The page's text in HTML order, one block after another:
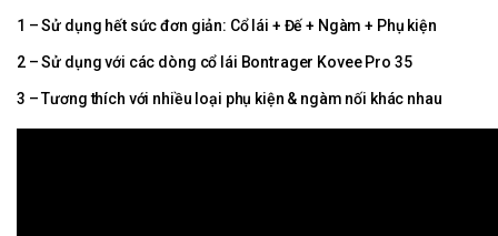
1 – Sử dụng hết sức đơn giản: Cổ lái + Đế + Ngàm + Phụ kiện
2 – Sử dụng với các dòng cổ lái Bontrager Kovee Pro 35
3 – Tương thích với nhiều loại phụ kiện & ngàm nối khác nhau